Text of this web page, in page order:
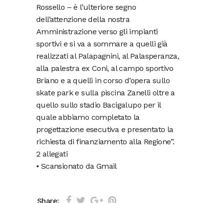
Rossello – è l’ulteriore segno
dell’attenzione della nostra
Amministrazione verso gli impianti
sportivi e si va a sommare a quelli già
realizzati al Palapagnini, al Palasperanza,
alla palestra ex Coni, al campo sportivo
Briano e a quelli in corso d’opera sullo
skate park e sulla piscina Zanelli oltre a
quello sullo stadio Bacigalupo per il
quale abbiamo completato la
progettazione esecutiva e presentato la
richiesta di finanziamento alla Regione”.
2 allegati
• Scansionato da Gmail
Share: